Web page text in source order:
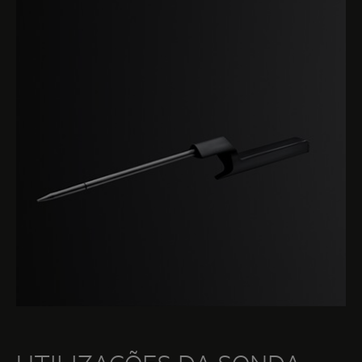
preservando todo o seu sabor, aroma e textura.